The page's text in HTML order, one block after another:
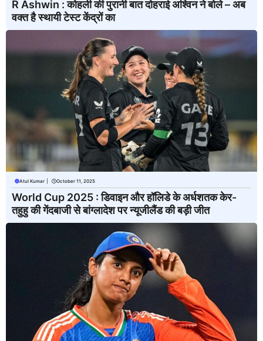
R Ashwin : कोहली की पुरानी बात दोहराई अश्विन ने बोले – अब
वक्त है स्थायी टेस्ट केंद्रों का
Atul Kumar October 11, 2025
World Cup 2025 : डिवाइन और हॉलिडे के अर्धशतक केर-
तहुहु की गेंदबाजी से बांग्लादेश पर न्यूजीलैंड की बड़ी जीत